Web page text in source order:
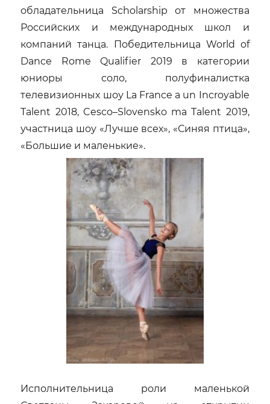
обладательница Scholarship от множества
Российских и международных школ и
компаний танца. Победительница World of
Dance Rome Qualifier 2019 в категории
юниоры соло, полуфиналистка
телевизионных шоу La France a un Incroyable
Talent 2018, Cesco–Slovensko ma Talent 2019,
участница шоу «Лучше всех», «Синяя птица»,
«Большие и маленькие».
Исполнительница роли маленькой